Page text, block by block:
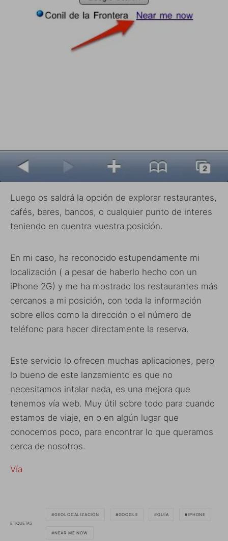
Luego os saldrá la opción de explorar restaurantes,
cafés, bares, bancos, o cualquier punto de interes
teniendo en cuentra vuestra posición.
En mi caso, ha reconocido estupendamente mi
localización ( a pesar de haberlo hecho con un
iPhone 2G) y me ha mostrado los restaurantes más
cercanos a mi posición, con toda la información
sobre ellos como la dirección o el número de
teléfono para hacer directamente la reserva.
Este servicio lo ofrecen muchas aplicaciones, pero
lo bueno de este lanzamiento es que no
necesitamos intalar nada, es una mejora que
tenemos vía web. Muy útil sobre todo para cuando
estamos de viaje, en o en algún lugar que
conocemos poco, para encontrar lo que queramos
cerca de nosotros.
Vía
ETIQUETAS
GEOLOCALIZACIÓN GOOGLE GUÍA IPHONE
NEAR ME NOW